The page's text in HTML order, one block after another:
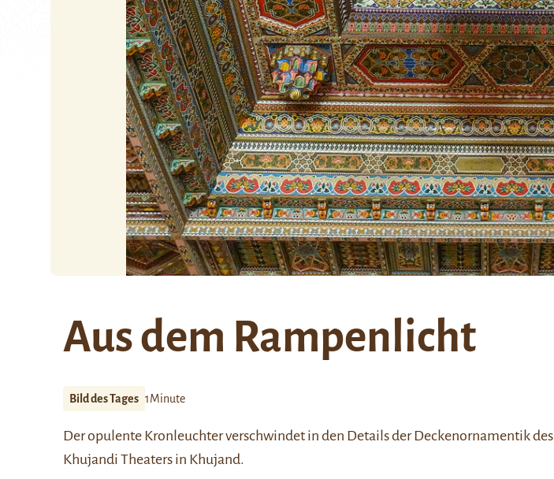
Aus dem Rampenlicht
Bild des Tages 1Minute
Der opulente Kronleuchter verschwindet in den Details der Deckenornamentik des
Khujandi Theaters in Khujand.